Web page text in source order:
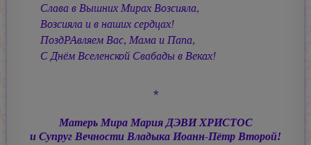
Слава в Вышних Мирах Возсияла,
Возсияла и в наших сердцах!
ПоздРАвляем Вас, Мама и Папа,
С Днём Вселенской Свабады в Веках!
*
Матерь МираМария ДЭВИ ХРИСТОС
и Супруг Вечности ВладыкаИоанн-Пётр Второй!